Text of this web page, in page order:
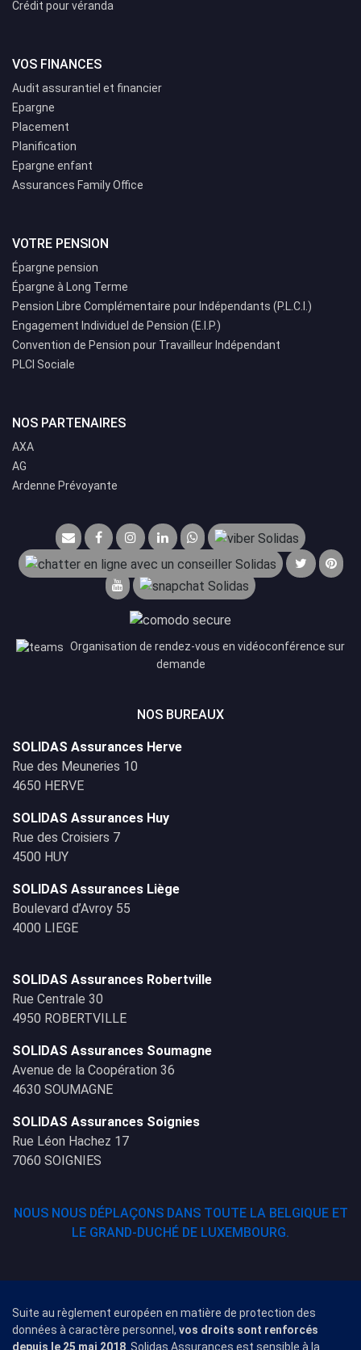
Crédit pour véranda
VOS FINANCES
Audit assurantiel et financier
Epargne
Placement
Planification
Epargne enfant
Assurances Family Office
VOTRE PENSION
Épargne pension
Épargne à Long Terme
Pension Libre Complémentaire pour Indépendants (P.L.C.I.)
Engagement Individuel de Pension (E.I.P.)
Convention de Pension pour Travailleur Indépendant
PLCI Sociale
NOS PARTENAIRES
AXA
AG
Ardenne Prévoyante
Organisation de rendez-vous en vidéoconférence sur
demande
NOS BUREAUX
SOLIDAS Assurances Herve
Rue des Meuneries 10
4650 HERVE
SOLIDAS Assurances Huy
Rue des Croisiers 7
4500 HUY
SOLIDAS Assurances Liège
Boulevard d’Avroy 55
4000 LIEGE
SOLIDAS Assurances Robertville
Rue Centrale 30
4950 ROBERTVILLE
SOLIDAS Assurances Soumagne
Avenue de la Coopération 36
4630 SOUMAGNE
SOLIDAS Assurances Soignies
Rue Léon Hachez 17
7060 SOIGNIES
NOUS NOUS DÉPLAÇONS DANS TOUTE LA BELGIQUE ET
LE GRAND-DUCHÉ DE LUXEMBOURG.
Suite au règlement européen en matière de protection des
données à caractère personnel, vos droits sont renforcés
depuis le 25 mai 2018 . Solidas Assurances est sensible à la